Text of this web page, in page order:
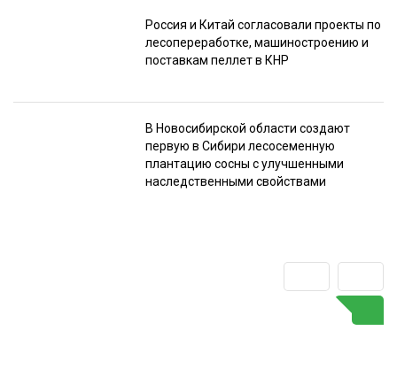
Россия и Китай согласовали проекты по
лесопереработке, машиностроению и
поставкам пеллет в КНР
В Новосибирской области создают
первую в Сибири лесосеменную
плантацию сосны с улучшенными
наследственными свойствами